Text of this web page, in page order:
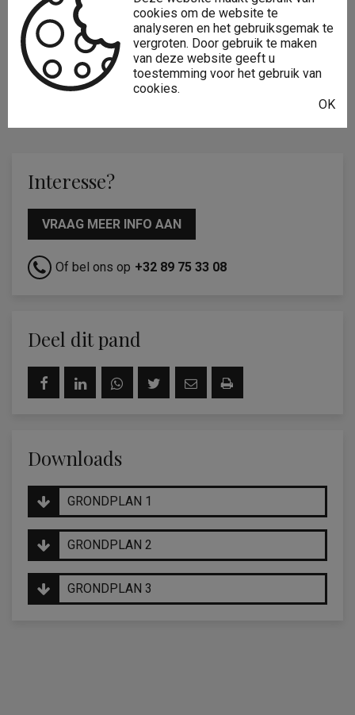
Type constructie: Traditioneel
Bouwjaar: 1948
Gevelbreedte: 11,2 m
Interesse?
VRAAG MEER INFO AAN
Of bel ons op +32 89 75 33 08
Deel dit pand
Downloads
GRONDPLAN 1
GRONDPLAN 2
GRONDPLAN 3
cookies om de website te
analyseren en het gebruiksgemak te
vergroten. Door gebruik te maken
van deze website geeft u
toestemming voor het gebruik van
cookies.
OK